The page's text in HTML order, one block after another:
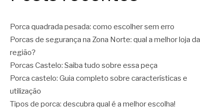
Porca quadrada pesada: como escolher sem erro
Porcas de segurança na Zona Norte: qual a melhor loja da
região?
Porcas Castelo: Saiba tudo sobre essa peça
Porca castelo: Guia completo sobre características e
utilização
Tipos de porca: descubra qual é a melhor escolha!